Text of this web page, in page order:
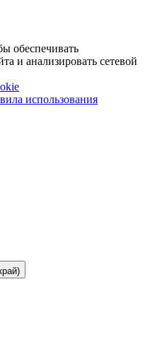
обеспечивать
и анализировать сетевой
использования